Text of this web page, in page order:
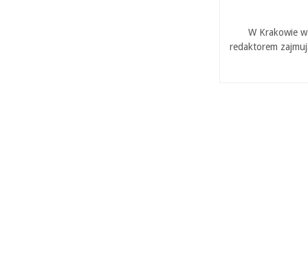
W Krakowie
redaktorem